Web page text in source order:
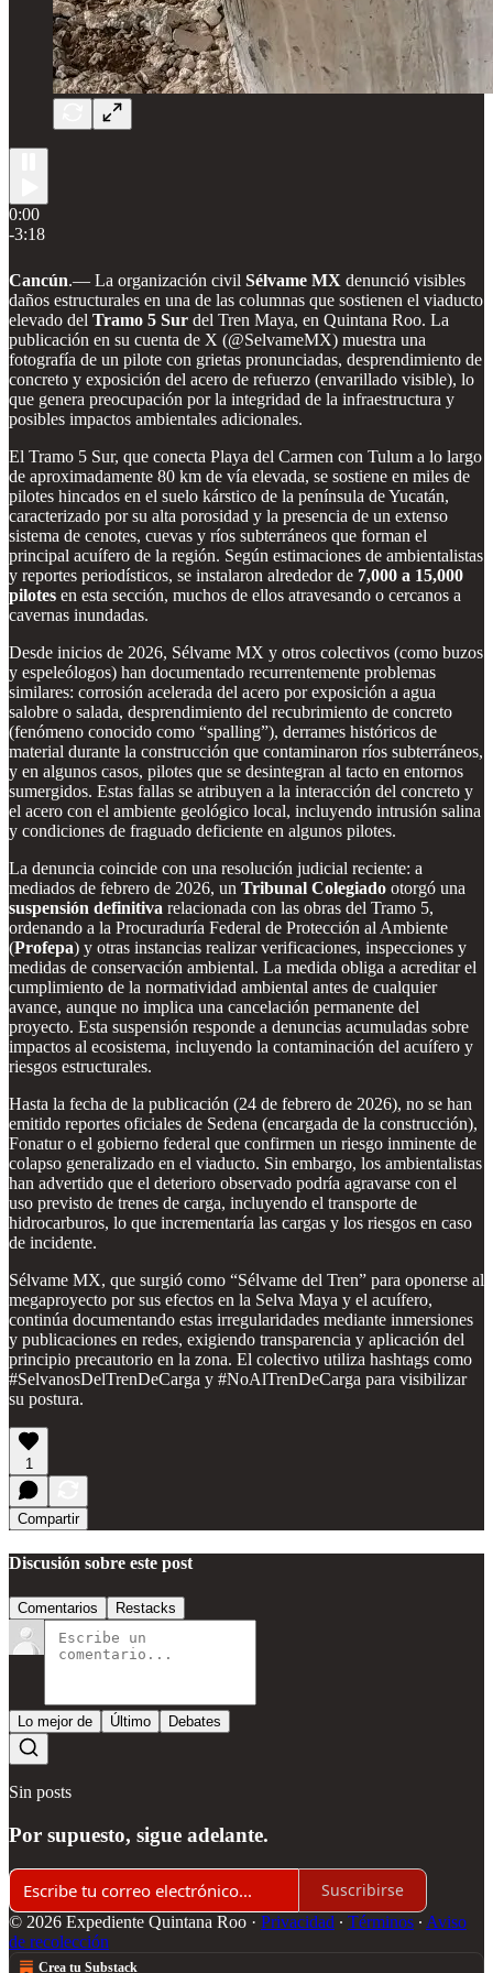
0:00
-3:18
Cancún.— La organización civil Sélvame MX denunció visibles
daños estructurales en una de las columnas que sostienen el viaducto
elevado del Tramo 5 Sur del Tren Maya, en Quintana Roo. La
publicación en su cuenta de X (@SelvameMX) muestra una
fotografía de un pilote con grietas pronunciadas, desprendimiento de
concreto y exposición del acero de refuerzo (envarillado visible), lo
que genera preocupación por la integridad de la infraestructura y
posibles impactos ambientales adicionales.
El Tramo 5 Sur, que conecta Playa del Carmen con Tulum a lo largo
de aproximadamente 80 km de vía elevada, se sostiene en miles de
pilotes hincados en el suelo kárstico de la península de Yucatán,
caracterizado por su alta porosidad y la presencia de un extenso
sistema de cenotes, cuevas y ríos subterráneos que forman el
principal acuífero de la región. Según estimaciones de ambientalistas
y reportes periodísticos, se instalaron alrededor de 7,000 a 15,000
pilotes en esta sección, muchos de ellos atravesando o cercanos a
cavernas inundadas.
Desde inicios de 2026, Sélvame MX y otros colectivos (como buzos
y espeleólogos) han documentado recurrentemente problemas
similares: corrosión acelerada del acero por exposición a agua
salobre o salada, desprendimiento del recubrimiento de concreto
(fenómeno conocido como “spalling”), derrames históricos de
material durante la construcción que contaminaron ríos subterráneos,
y en algunos casos, pilotes que se desintegran al tacto en entornos
sumergidos. Estas fallas se atribuyen a la interacción del concreto y
el acero con el ambiente geológico local, incluyendo intrusión salina
y condiciones de fraguado deficiente en algunos pilotes.
La denuncia coincide con una resolución judicial reciente: a
mediados de febrero de 2026, un Tribunal Colegiado otorgó una
suspensión definitiva relacionada con las obras del Tramo 5,
ordenando a la Procuraduría Federal de Protección al Ambiente
(Profepa) y otras instancias realizar verificaciones, inspecciones y
medidas de conservación ambiental. La medida obliga a acreditar el
cumplimiento de la normatividad ambiental antes de cualquier
avance, aunque no implica una cancelación permanente del
proyecto. Esta suspensión responde a denuncias acumuladas sobre
impactos al ecosistema, incluyendo la contaminación del acuífero y
riesgos estructurales.
Hasta la fecha de la publicación (24 de febrero de 2026), no se han
emitido reportes oficiales de Sedena (encargada de la construcción),
Fonatur o el gobierno federal que confirmen un riesgo inminente de
colapso generalizado en el viaducto. Sin embargo, los ambientalistas
han advertido que el deterioro observado podría agravarse con el
uso previsto de trenes de carga, incluyendo el transporte de
hidrocarburos, lo que incrementaría las cargas y los riesgos en caso
de incidente.
Sélvame MX, que surgió como “Sélvame del Tren” para oponerse al
megaproyecto por sus efectos en la Selva Maya y el acuífero,
continúa documentando estas irregularidades mediante inmersiones
y publicaciones en redes, exigiendo transparencia y aplicación del
principio precautorio en la zona. El colectivo utiliza hashtags como
#SelvanosDelTrenDeCarga y #NoAlTrenDeCarga para visibilizar
su postura.
1
Compartir
Discusión sobre este post
Comentarios Restacks
Lo mejor de Último Debates
Sin posts
Por supuesto, sigue adelante.
Suscribirse
© 2026 Expediente Quintana Roo · Privacidad ∙ Términos ∙ Aviso
de recolección
Crea tu Substack